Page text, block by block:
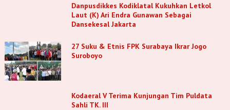
Danpusdikkes Kodiklatal Kukuhkan Letkol
Laut (K) Ari Endra Gunawan Sebagai
Dansekesal Jakarta
27 Suku & Etnis FPK Surabaya Ikrar Jogo
Suroboyo
Kodaeral V Terima Kunjungan Tim Puldata
Sahli TK. III